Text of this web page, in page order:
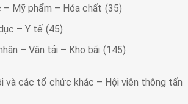
– Mỹ phẩm – Hóa chất (35)
– Y tế (45)
– Vận tải – Kho bãi (145)
và các tổ chức khác – Hội viên thông tấn